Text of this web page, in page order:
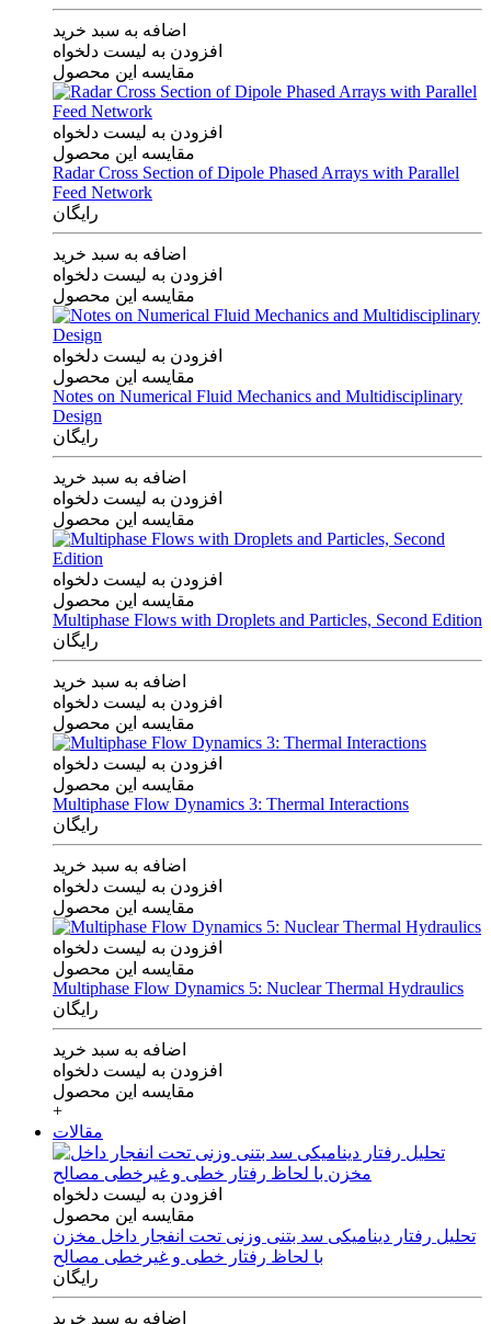
اضافه به سبد خرید
افزودن به لیست دلخواه
مقایسه این محصول
افزودن به لیست دلخواه
مقایسه این محصول
Radar Cross Section of Dipole Phased Arrays with Parallel
Feed Network
رایگان
اضافه به سبد خرید
افزودن به لیست دلخواه
مقایسه این محصول
افزودن به لیست دلخواه
مقایسه این محصول
Notes on Numerical Fluid Mechanics and Multidisciplinary
Design
رایگان
اضافه به سبد خرید
افزودن به لیست دلخواه
مقایسه این محصول
افزودن به لیست دلخواه
مقایسه این محصول
Multiphase Flows with Droplets and Particles, Second Edition
رایگان
اضافه به سبد خرید
افزودن به لیست دلخواه
مقایسه این محصول
افزودن به لیست دلخواه
مقایسه این محصول
Multiphase Flow Dynamics 3: Thermal Interactions
رایگان
اضافه به سبد خرید
افزودن به لیست دلخواه
مقایسه این محصول
افزودن به لیست دلخواه
مقایسه این محصول
Multiphase Flow Dynamics 5: Nuclear Thermal Hydraulics
رایگان
اضافه به سبد خرید
افزودن به لیست دلخواه
مقایسه این محصول
+
مقالات
افزودن به لیست دلخواه
مقایسه این محصول
تحلیل رفتار دینامیکی سد بتنی وزنی تحت انفجار داخل مخزن
با لحاظ رفتار خطی و غیرخطی مصالح
رایگان
اضافه به سبد خرید